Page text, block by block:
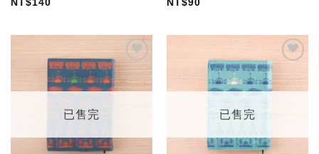
NT$140
NT$90
加入
「願
望輕
已售完
加入
「願
望輕
已售完